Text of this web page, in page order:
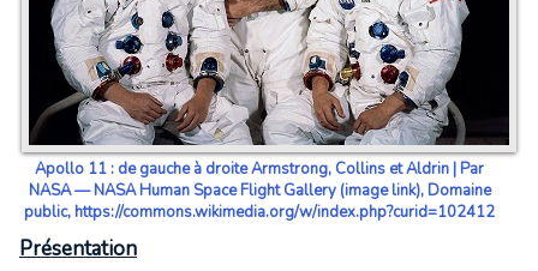
Apollo 11 : de gauche à droite Armstrong, Collins et Aldrin | Par
NASA — NASA Human Space Flight Gallery (image link), Domaine
public, https://commons.wikimedia.org/w/index.php?curid=102412
Présentation